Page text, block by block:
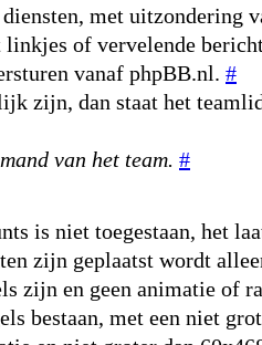
met uitzondering
linkjes of vervelende
vanaf phpBB.nl. #
zijn, dan staat het
van het team. #
is niet toegestaan, het
zijn geplaatst wordt
zijn en geen animatie of
bestaan, met een niet